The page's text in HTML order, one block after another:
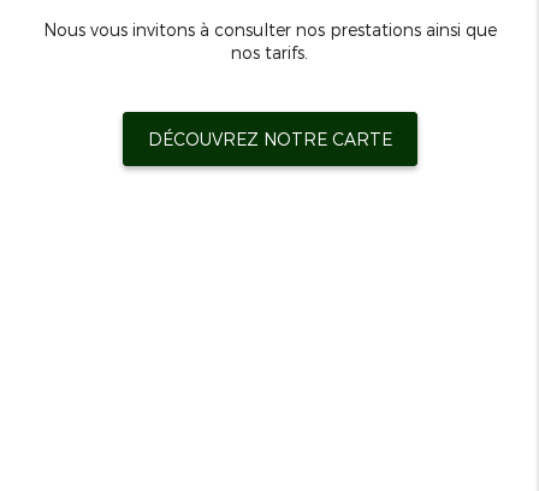
Nous vous invitons à consulter nos prestations ainsi que
nos tarifs.
DÉCOUVREZ NOTRE CARTE